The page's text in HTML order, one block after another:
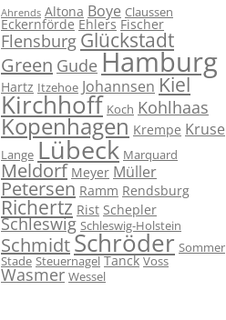
Ahrends Altona Boye Claussen
Eckernförde Ehlers Fischer
Flensburg Glückstadt
Green Gude Hamburg
Hartz Itzehoe Johannsen Kiel
Kirchhoff Koch Kohlhaas
Kopenhagen Krempe Kruse
Lange Lübeck Marquard
Meldorf Meyer Müller
Petersen Ramm Rendsburg
Richertz Rist Schepler
Schleswig Schleswig-Holstein
SchmidtSchröder Sommer
Stade Steuernagel Tanck Voss
Wasmer Wessel